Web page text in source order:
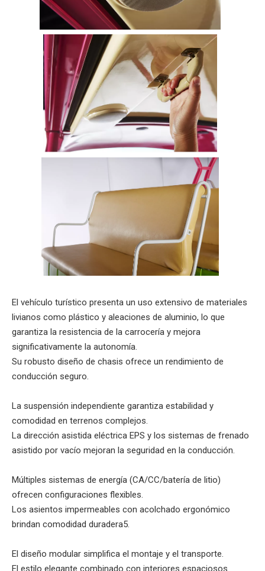
El vehículo turístico presenta un uso extensivo de materiales
livianos como plástico y aleaciones de aluminio, lo que
garantiza la resistencia de la carrocería y mejora
significativamente la autonomía.
Su robusto diseño de chasis ofrece un rendimiento de
conducción seguro.
La suspensión independiente garantiza estabilidad y
comodidad en terrenos complejos‌.
La dirección asistida eléctrica EPS y los sistemas de frenado
asistido por vacío mejoran la seguridad en la conducción.
Múltiples sistemas de energía (CA/CC/batería de litio)
ofrecen configuraciones flexibles.
Los asientos impermeables con acolchado ergonómico
brindan comodidad duradera‌5.
El diseño modular simplifica el montaje y el transporte‌.
El estilo elegante combinado con interiores espaciosos